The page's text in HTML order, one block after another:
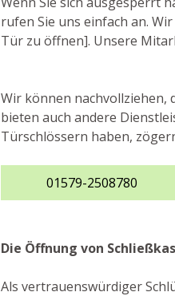
rufen Sie uns einfach an.
Tür zu öffnen]. Unsere
Wir können nachvollziehen,
bieten auch andere
Türschlössern haben,
01579-2508780
Die Öffnung von
Als vertrauenswürdiger